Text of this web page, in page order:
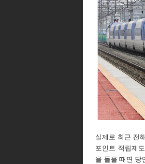
실제로 최근 전
포인트 적립제
을 들을 때면 당